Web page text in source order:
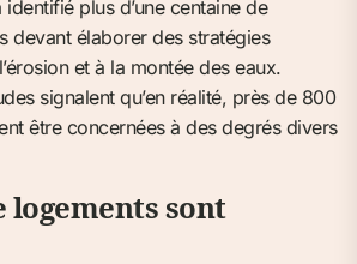
plus d’une centaine de
devant élaborer des stratégies
et à la montée des eaux.
signalent qu’en réalité, près de 800
être concernées à des degrés divers
logements sont